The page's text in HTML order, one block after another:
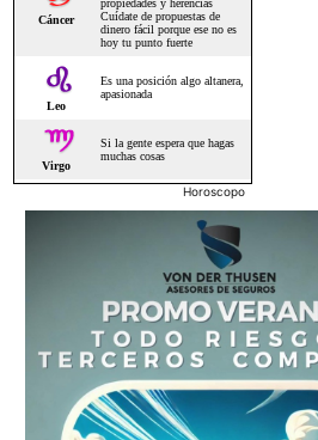
Horoscopo